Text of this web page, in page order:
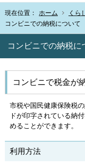
現在位置： ホーム くら
コンビニでの納税について
コンビニでの納税に
コンビニで税金が
市税や国民健康保険税
ドが印字されている納
めることができます。
利用方法